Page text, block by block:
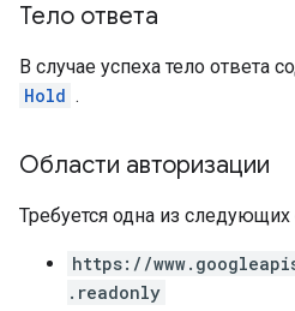
Тело ответа
В случае успеха тело ответа
Hold .
Области авторизации
Требуется одна из следующих
https://
.readonly